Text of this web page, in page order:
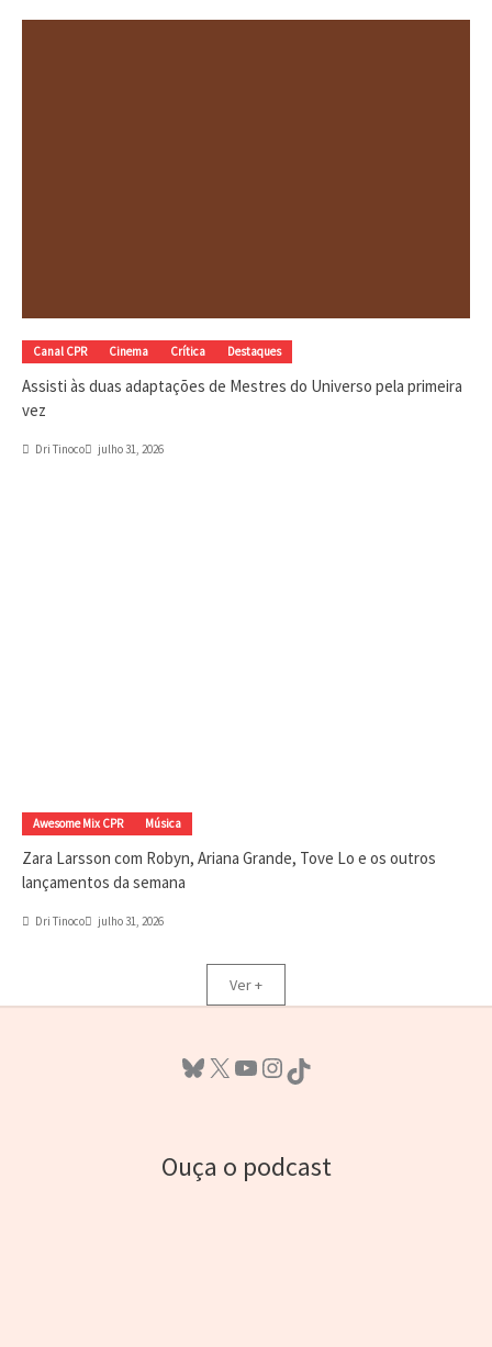
Canal CPR Cinema Crítica Destaques
Assisti às duas adaptações de Mestres do Universo pela primeira
vez
Dri Tinoco julho 31, 2026
Awesome Mix CPR Música
Zara Larsson com Robyn, Ariana Grande, Tove Lo e os outros
lançamentos da semana
Dri Tinoco julho 31, 2026
Ver +
Bluesky X Youtube InstagramTikTok
Ouça o podcast